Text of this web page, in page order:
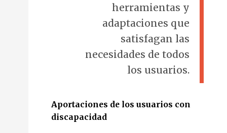
herramientas y
adaptaciones que
satisfagan las
necesidades de todos
los usuarios.
Aportaciones de los usuarios con
discapacidad